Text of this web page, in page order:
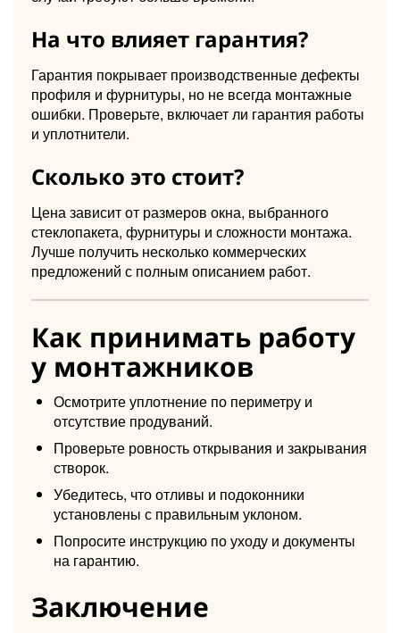
На что влияет гарантия?
Гарантия покрывает производственные дефекты
профиля и фурнитуры, но не всегда монтажные
ошибки. Проверьте, включает ли гарантия работы
и уплотнители.
Сколько это стоит?
Цена зависит от размеров окна, выбранного
стеклопакета, фурнитуры и сложности монтажа.
Лучше получить несколько коммерческих
предложений с полным описанием работ.
Как принимать работу
у монтажников
Осмотрите уплотнение по периметру и
отсутствие продуваний.
Проверьте ровность открывания и закрывания
створок.
Убедитесь, что отливы и подоконники
установлены с правильным уклоном.
Попросите инструкцию по уходу и документы
на гарантию.
Заключение